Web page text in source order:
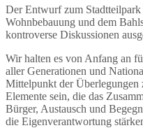
Der Entwurf zum
Wohnbebauung und dem
kontroverse Diskussionen
Wir halten es von Anfang an
aller Generationen und
Mittelpunkt der Überlegungen
Elemente sein, die das
Bürger, Austausch und
die Eigenverantwortung